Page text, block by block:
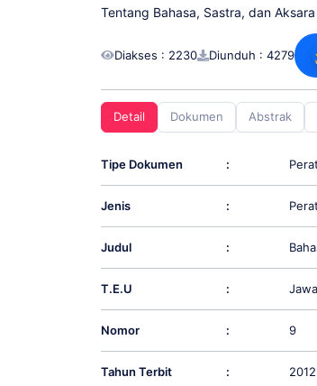
Tentang Bahasa, Sastra, dan
Diakses : 2230 Diunduh : 4279
Detail Dokumen Abstrak
Tipe Dokumen :
Jenis :
Judul :
T.E.U :
Nomor : 9
Tahun Terbit : 2012